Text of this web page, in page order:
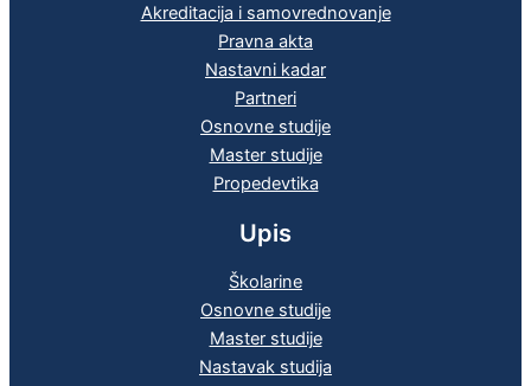
Akreditacija i samovrednovanje
Pravna akta
Nastavni kadar
Partneri
Osnovne studije
Master studije
Propedevtika
Upis
Školarine
Osnovne studije
Master studije
Nastavak studija